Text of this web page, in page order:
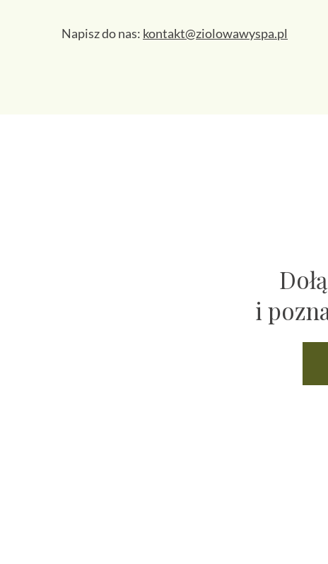
Napisz do nas: kontakt@ziolowawyspa.pl
i